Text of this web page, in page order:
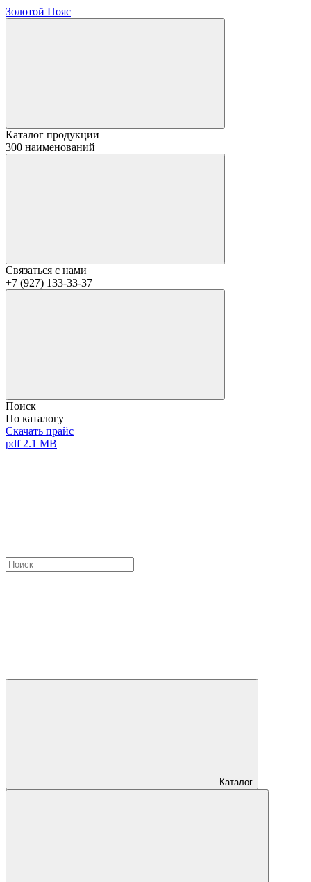
Золотой Пояс
Каталог продукции
300 наименований
Связаться с нами
+7 (927) 133-33-37
Поиск
По каталогу
Скачать прайс
pdf 2.1 MB
Каталог